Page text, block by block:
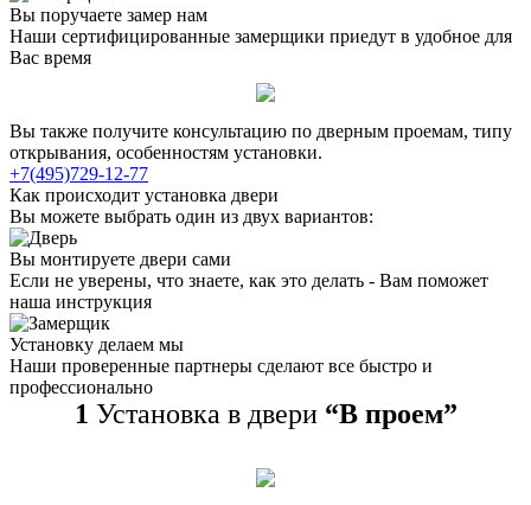
Вы поручаете замер нам
Наши сертифицированные замерщики приедут в удобное для
Вас время
Вы также получите консультацию по дверным проемам, типу
открывания, особенностям установки.
+7(495)729-12-77
Как происходит установка двери
Вы можете выбрать один из двух вариантов:
Вы монтируете двери сами
Если не уверены, что знаете, как это делать - Вам поможет
наша инструкция
Установку делаем мы
Наши проверенные партнеры сделают все быстро и
профессионально
1 Установка в двери “В проем”